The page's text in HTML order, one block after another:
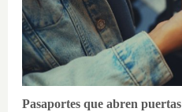
Pasaportes que abren puertas